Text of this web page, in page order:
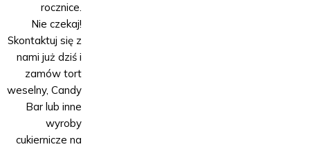
rocznice.
Nie czekaj!
Skontaktuj się z
nami już dziś i
zamów tort
weselny, Candy
Bar lub inne
wyroby
cukiernicze na